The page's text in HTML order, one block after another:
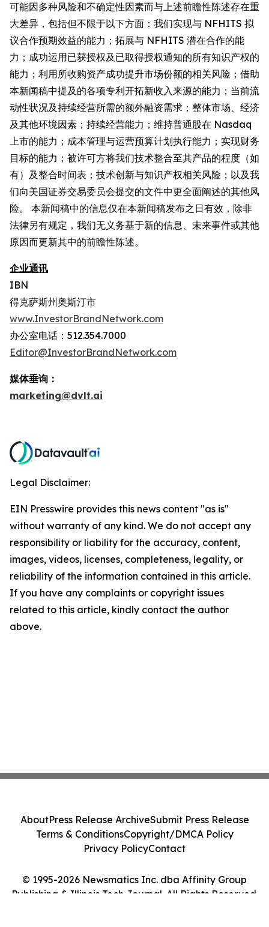
可能因多种风险和不确定性因素而与上述前瞻性陈述存在重
大差异，包括但不限于以下方面：我们实现与 NFHITS 拟
议合作预期效益的能力；拓展与 NFHITS 潜在合作的能
力；成功运用已获授权及已取得授权通知的所有知识产权的
能力；利用所收购资产成功提升市场份额的相关风险；借助
本新闻稿中提及的各项专利开拓新收入来源的能力；当前流
动性状况及持续经营所需的额外融资需求；整体市场、经济
及其他环境因素；持续经营能力；维持普通股在 Nasdaq
上市的能力；成本管理与运营预算计划执行能力；实现财务
目标的能力；被许可方将我们技术整合至其产品的程度（如
有）及整合时间表；技术创新与知识产权相关风险；以及我
们向美国证券交易委员会提交的文件中更全面阐述的其他风
险。 本新闻稿中的信息仅在本新闻稿发布之日有效，除非
法律另有规定，我们无义务基于新的信息、未来事件或其他
原因而更新其中的前瞻性陈述。
企业通讯
IBN
得克萨斯州奥斯汀市
www.InvestorBrandNetwork.com
办公室电话：512.354.7000
Editor@InvestorBrandNetwork.com
媒体垂询：
marketing@dvlt.ai
Legal Disclaimer:
EIN Presswire provides this news content "as is"
without warranty of any kind. We do not accept any
responsibility or liability for the accuracy, content,
images, videos, licenses, completeness, legality, or
reliability of the information contained in this article.
If you have any complaints or copyright issues
related to this article, kindly contact the author
above.
© 1995-2026 Newsmatics Inc. dba Affinity Group
Publishing & Illinois Tech Journal. All Rights Reserved.
AboutPress Release ArchiveSubmit Press Release
Terms & ConditionsCopyright/DMCA Policy
Privacy PolicyContact